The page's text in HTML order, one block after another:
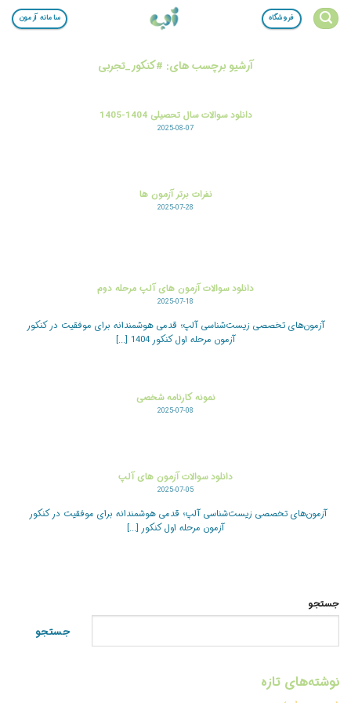
Skip
فروشگاه سامانه آزمون
آرشیو برچسب های: #کنکور_تجربی
دانلود سوالات سال تحصیلی 1404-1405
2025-08-07
نفرات برتر آزمون ها
2025-07-28
دانلود سوالات آزمون های آلپ مرحله دوم
2025-07-18
آزمون‌های تخصصی زیست‌شناسی آلپ؛ قدمی هوشمندانه برای موفقیت در کنکور
آزمون مرحله اول کنکور 1404 [...]
نمونه کارنامه شخصی
2025-07-08
دانلود سوالات آزمون های آلپ
2025-07-05
آزمون‌های تخصصی زیست‌شناسی آلپ؛ قدمی هوشمندانه برای موفقیت در کنکور
آزمون مرحله اول کنکور [...]
جستجو
جستجو
نوشته‌های تازه